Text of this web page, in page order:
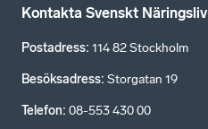
Kontakta Svenskt Näringsliv
Postadress: 114 82 Stockholm
Besöksadress: Storgatan 19
Telefon: 08-553 430 00